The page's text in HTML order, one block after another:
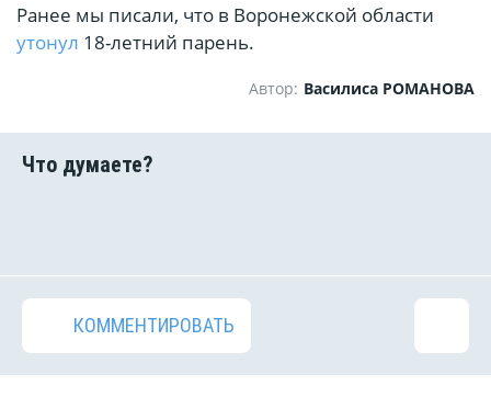
Ранее мы писали, что в Воронежской области
утонул 18-летний парень.
Автор: Василиса РОМАНОВА
КОММЕНТИРОВАТЬ